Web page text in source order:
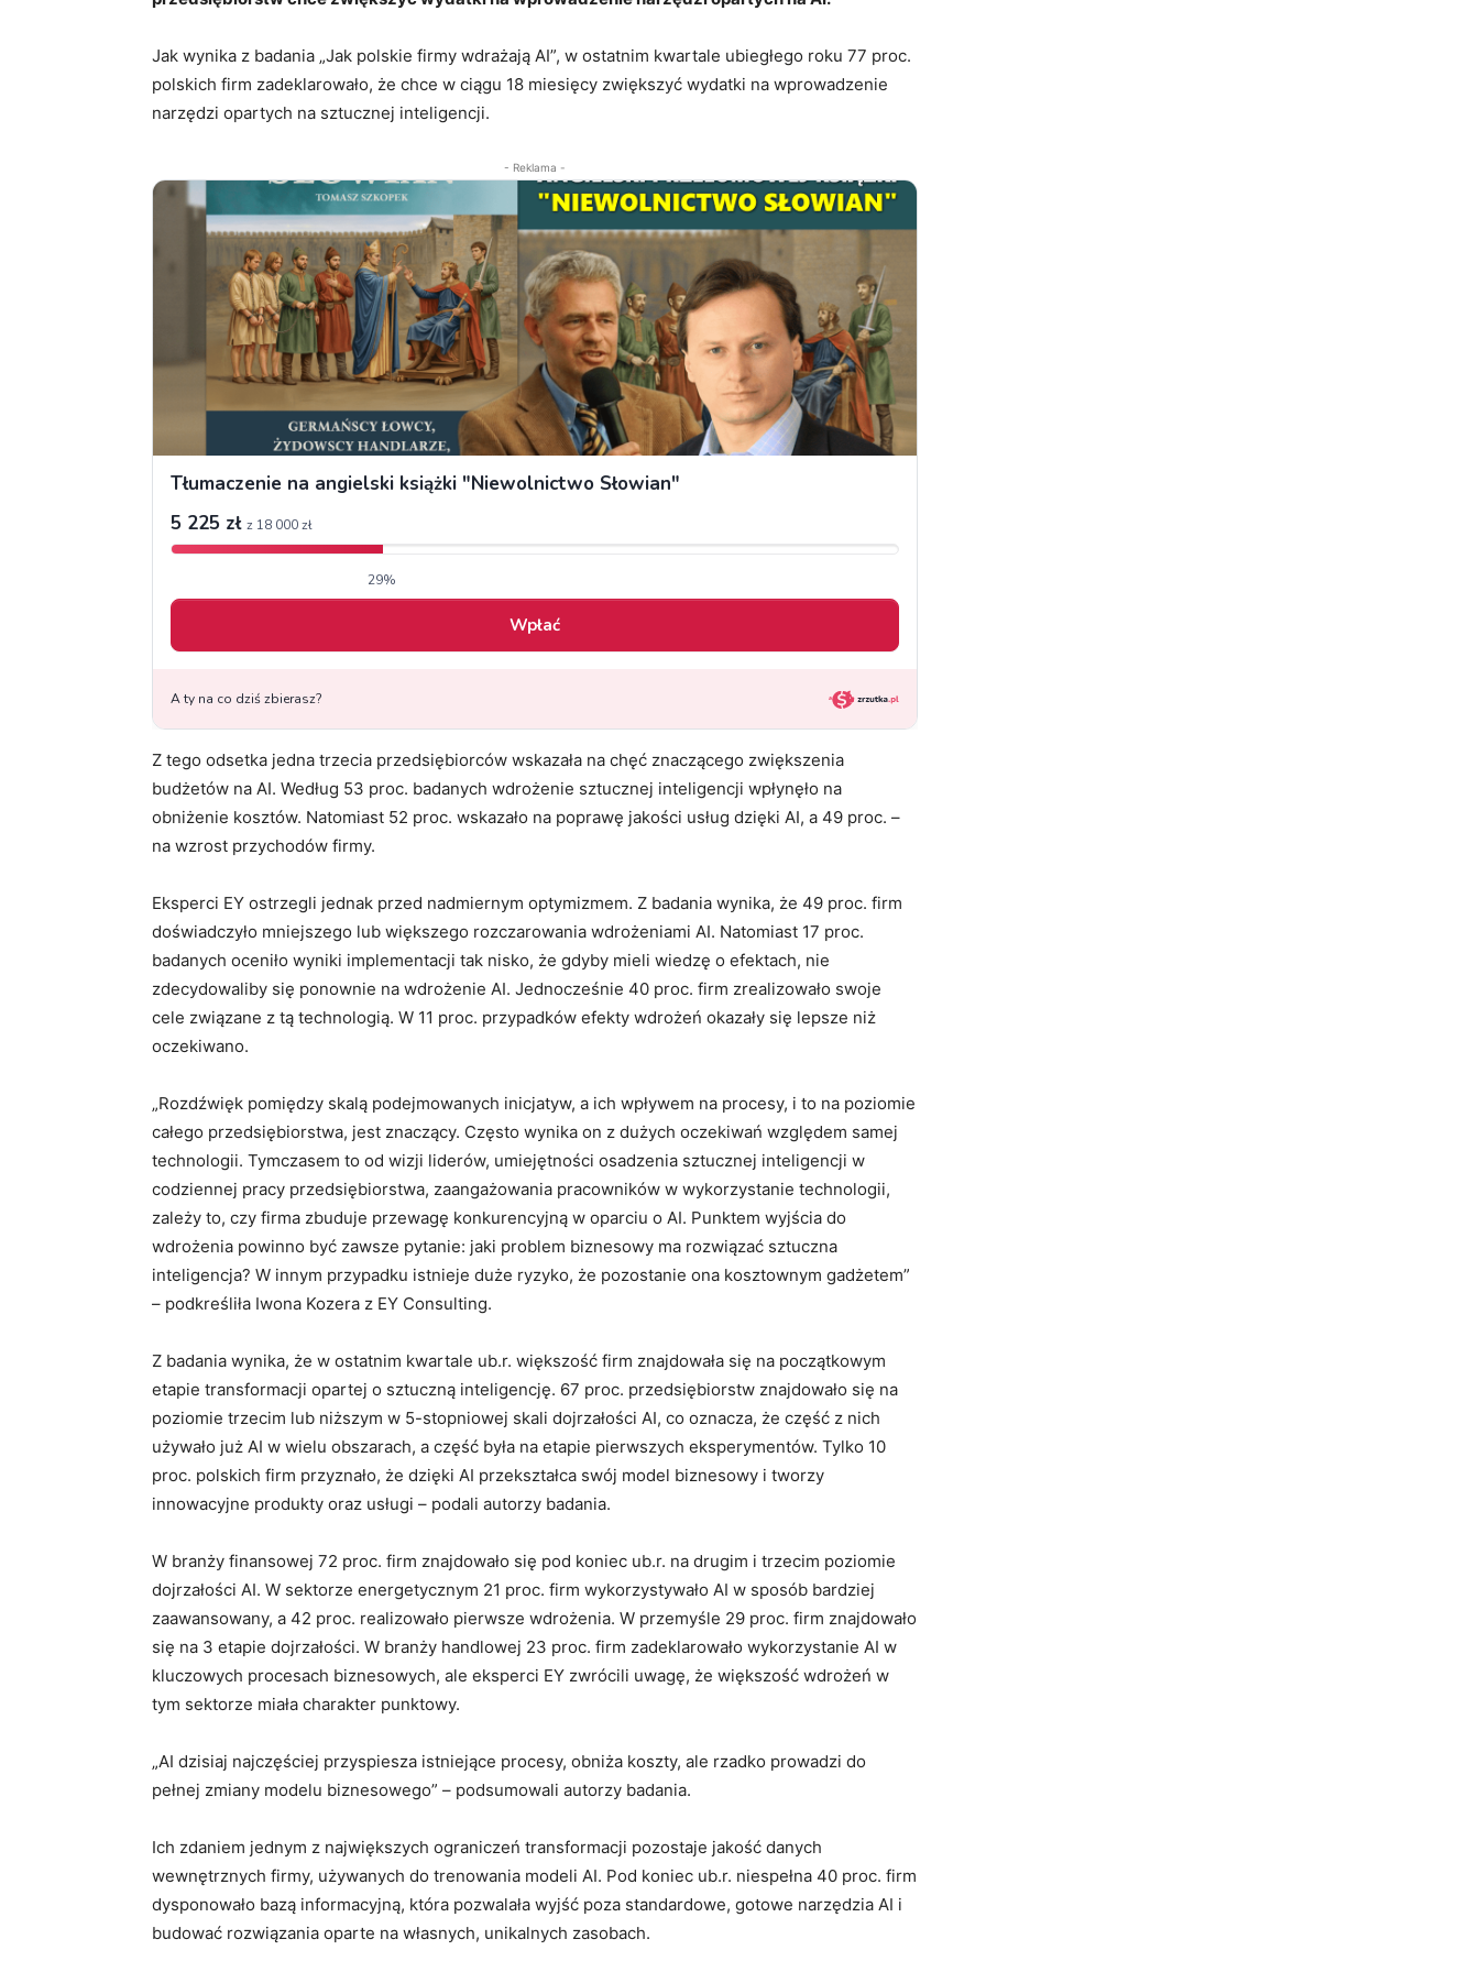
Jak wynika z badania „Jak polskie firmy wdrażają AI”, w ostatnim kwartale ubiegłego roku 77 proc.
polskich firm zadeklarowało, że chce w ciągu 18 miesięcy zwiększyć wydatki na wprowadzenie
narzędzi opartych na sztucznej inteligencji.
- Reklama -
Z tego odsetka jedna trzecia przedsiębiorców wskazała na chęć znaczącego zwiększenia
budżetów na AI. Według 53 proc. badanych wdrożenie sztucznej inteligencji wpłynęło na
obniżenie kosztów. Natomiast 52 proc. wskazało na poprawę jakości usług dzięki AI, a 49 proc. –
na wzrost przychodów firmy.
Eksperci EY ostrzegli jednak przed nadmiernym optymizmem. Z badania wynika, że 49 proc. firm
doświadczyło mniejszego lub większego rozczarowania wdrożeniami AI. Natomiast 17 proc.
badanych oceniło wyniki implementacji tak nisko, że gdyby mieli wiedzę o efektach, nie
zdecydowaliby się ponownie na wdrożenie AI. Jednocześnie 40 proc. firm zrealizowało swoje
cele związane z tą technologią. W 11 proc. przypadków efekty wdrożeń okazały się lepsze niż
oczekiwano.
„Rozdźwięk pomiędzy skalą podejmowanych inicjatyw, a ich wpływem na procesy, i to na poziomie
całego przedsiębiorstwa, jest znaczący. Często wynika on z dużych oczekiwań względem samej
technologii. Tymczasem to od wizji liderów, umiejętności osadzenia sztucznej inteligencji w
codziennej pracy przedsiębiorstwa, zaangażowania pracowników w wykorzystanie technologii,
zależy to, czy firma zbuduje przewagę konkurencyjną w oparciu o AI. Punktem wyjścia do
wdrożenia powinno być zawsze pytanie: jaki problem biznesowy ma rozwiązać sztuczna
inteligencja? W innym przypadku istnieje duże ryzyko, że pozostanie ona kosztownym gadżetem”
– podkreśliła Iwona Kozera z EY Consulting.
Z badania wynika, że w ostatnim kwartale ub.r. większość firm znajdowała się na początkowym
etapie transformacji opartej o sztuczną inteligencję. 67 proc. przedsiębiorstw znajdowało się na
poziomie trzecim lub niższym w 5-stopniowej skali dojrzałości AI, co oznacza, że część z nich
używało już AI w wielu obszarach, a część była na etapie pierwszych eksperymentów. Tylko 10
proc. polskich firm przyznało, że dzięki AI przekształca swój model biznesowy i tworzy
innowacyjne produkty oraz usługi – podali autorzy badania.
W branży finansowej 72 proc. firm znajdowało się pod koniec ub.r. na drugim i trzecim poziomie
dojrzałości AI. W sektorze energetycznym 21 proc. firm wykorzystywało AI w sposób bardziej
zaawansowany, a 42 proc. realizowało pierwsze wdrożenia. W przemyśle 29 proc. firm znajdowało
się na 3 etapie dojrzałości. W branży handlowej 23 proc. firm zadeklarowało wykorzystanie AI w
kluczowych procesach biznesowych, ale eksperci EY zwrócili uwagę, że większość wdrożeń w
tym sektorze miała charakter punktowy.
„AI dzisiaj najczęściej przyspiesza istniejące procesy, obniża koszty, ale rzadko prowadzi do
pełnej zmiany modelu biznesowego” – podsumowali autorzy badania.
Ich zdaniem jednym z największych ograniczeń transformacji pozostaje jakość danych
wewnętrznych firmy, używanych do trenowania modeli AI. Pod koniec ub.r. niespełna 40 proc. firm
dysponowało bazą informacyjną, która pozwalała wyjść poza standardowe, gotowe narzędzia AI i
budować rozwiązania oparte na własnych, unikalnych zasobach.